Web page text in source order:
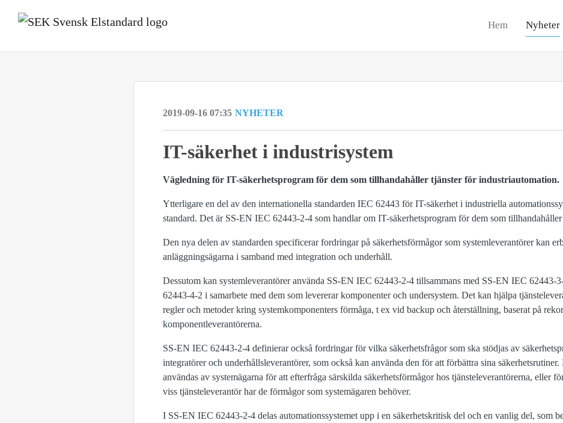
Hem Nyheter
2019-09-16 07:35 NYHETER
IT-säkerhet i industrisystem
Vägledning för IT-säkerhetsprogram för dem som tillhandahåller tjänster för industriautomation.
Ytterligare en del av den internationella standarden IEC 62443 för IT-säkerhet i industriella
standard. Det är SS‑EN IEC 62443‑2‑4 som handlar om IT-säkerhetsprogram för dem som tillhandahåller
Den nya delen av standarden specificerar fordringar på säkerhetsförmågor som systemleverantörer kan
anläggningsägarna i samband med integration och underhåll.
Dessutom kan systemleverantörer använda SS‑EN IEC 62443‑2‑4 tillsammans med SS‑EN IEC
62443‑4‑2 i samarbete med dem som levererar komponenter och undersystem. Det kan hjälpa
regler och metoder kring systemkomponenters förmåga, t ex vid backup och återställning, baserat på
komponentleverantörerna.
SS-EN IEC 62443-2-4 definierar också fordringar för vilka säkerhetsfrågor som ska stödjas av
integratörer och underhållsleverantörer, som också kan använda den för att förbättra sina säkerhetsrutiner.
användas av systemägarna för att efterfråga särskilda säkerhetsförmågor hos tjänsteleverantörerna, eller
viss tjänsteleverantör har de förmågor som systemägaren behöver.
I SS-EN IEC 62443-2-4 delas automationssystemet upp i en säkerhetskritisk del och en vanlig del, som